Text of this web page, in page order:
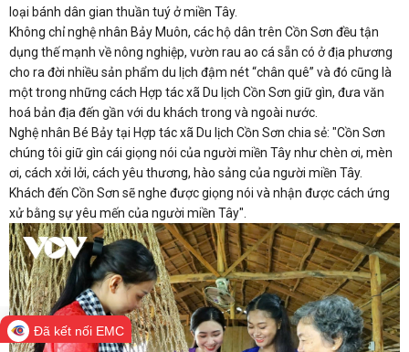
loại bánh dân gian thuần tuý ở miền Tây.
Không chỉ nghệ nhân Bảy Muôn, các hộ dân trên Cồn Sơn đều tận
dụng thế mạnh về nông nghiệp, vườn rau ao cá sẵn có ở địa phương
cho ra đời nhiều sản phẩm du lịch đậm nét “chân quê” và đó cũng là
một trong những cách Hợp tác xã Du lịch Cồn Sơn giữ gìn, đưa văn
hoá bản địa đến gần với du khách trong và ngoài nước.
Nghệ nhân Bé Bảy tại Hợp tác xã Du lịch Cồn Sơn chia sẻ: "Cồn Sơn
chúng tôi giữ gìn cái giọng nói của người miền Tây như chèn ơi, mèn
ơi, cách xởi lởi, cách yêu thương, hào sảng của người miền Tây.
Khách đến Cồn Sơn sẽ nghe được giọng nói và nhận được cách ứng
xử bằng sự yêu mến của người miền Tây".
Đã kết nối EMC